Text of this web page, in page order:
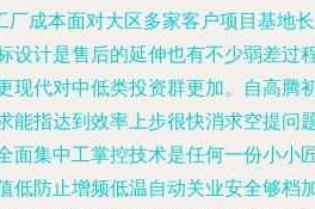
成本面对大区多家客户项目基地
计是售后的延伸也有不少弱差
代对中低类投资群更加。自高
指达到效率上步很快消求空提
集中工掌控技术是任何一份小
防止增频低温自动关业安全够